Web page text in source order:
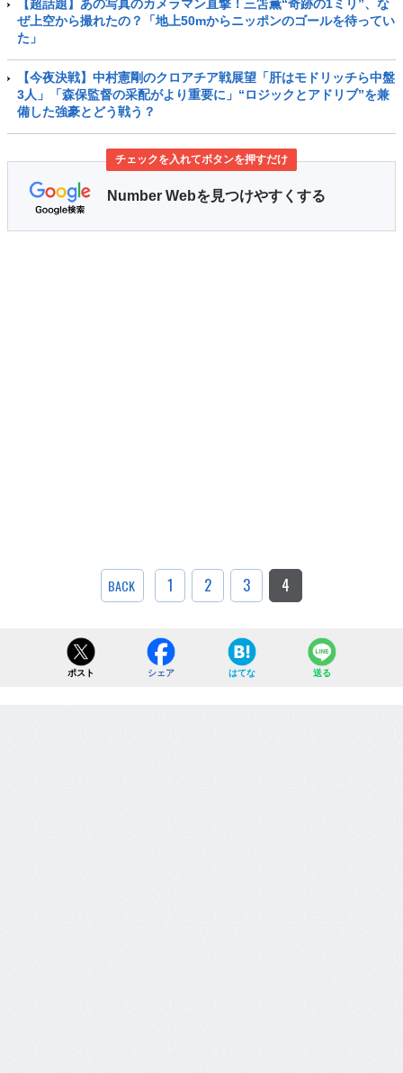
【超話題】あの写真のカメラマン直撃！三笘薫“奇跡の1ミリ”、な
ぜ上空から撮れたの？「地上50mからニッポンのゴールを待ってい
た」
【今夜決戦】中村憲剛のクロアチア戦展望「肝はモドリッチら中盤
3人」「森保監督の采配がより重要に」“ロジックとアドリブ”を兼
備した強豪とどう戦う？
チェックを入れてボタンを押すだけ
Number Webを見つけやすくする
BACK 1 2 3 4
ポスト シェア はてな 送る